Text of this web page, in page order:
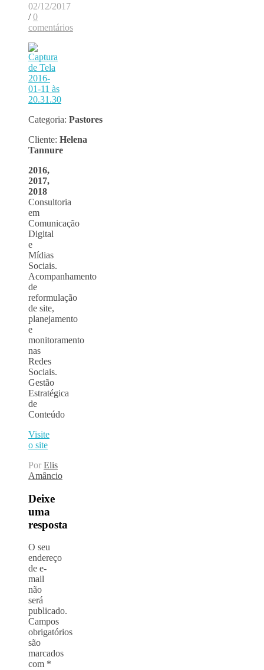
02/12/2017
/ 0
comentários
Categoria: Pastores
Cliente: Helena
Tannure
2016,
2017,
2018
Consultoria
em
Comunicação
Digital
e
Mídias
Sociais.
Acompanhamento
de
reformulação
de site,
planejamento
e
monitoramento
nas
Redes
Sociais.
Gestão
Estratégica
de
Conteúdo
Visite
o site
Por Elis
Amâncio
Deixe
uma
resposta
O seu
endereço
de e-
mail
não
será
publicado.
Campos
obrigatórios
são
marcados
com *